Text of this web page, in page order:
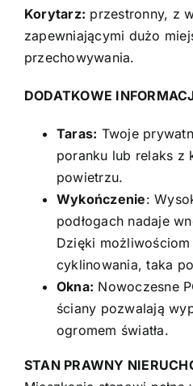
Korytarz: przestronny, z
zapewniającymi dużo
przechowywania.
DODATKOWE
Taras: Twoje
poranku lub relaks z
powietrzu.
Wykończenie:
podłogach nadaje
Dzięki
cyklinowania, taka
Okna: Nowoczesne
ściany pozwalają
ogromem światła.
STAN PRAWNY